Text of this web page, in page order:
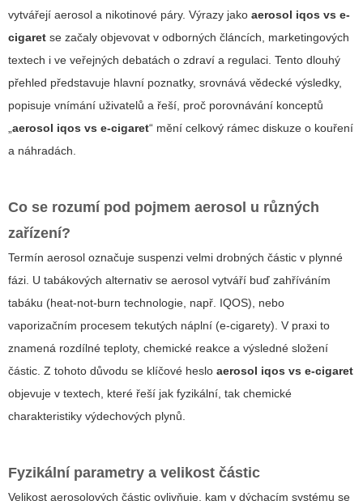
vytvářejí aerosol a nikotinové páry. Výrazy jako aerosol iqos vs e-
cigaret se začaly objevovat v odborných článcích, marketingových
textech i ve veřejných debatách o zdraví a regulaci. Tento dlouhý
přehled představuje hlavní poznatky, srovnává vědecké výsledky,
popisuje vnímání uživatelů a řeší, proč porovnávání konceptů
„aerosol iqos vs e-cigaret“ mění celkový rámec diskuze o kouření
a náhradách.
Co se rozumí pod pojmem aerosol u různých
zařízení?
Termín aerosol označuje suspenzi velmi drobných částic v plynné
fázi. U tabákových alternativ se aerosol vytváří buď zahříváním
tabáku (heat-not-burn technologie, např. IQOS), nebo
vaporizačním procesem tekutých náplní (e-cigarety). V praxi to
znamená rozdílné teploty, chemické reakce a výsledné složení
částic. Z tohoto důvodu se klíčové heslo aerosol iqos vs e-cigaret
objevuje v textech, které řeší jak fyzikální, tak chemické
charakteristiky výdechových plynů.
Fyzikální parametry a velikost částic
Velikost aerosolových částic ovlivňuje, kam v dýchacím systému se